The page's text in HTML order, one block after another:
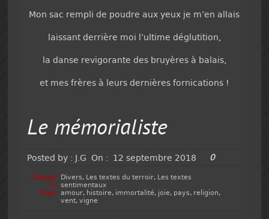
Mon sac rempli de poudre aux yeux je m’en allais
laissant derrière moi l’ultime déglutition,
la danse revigorante des bruyères à balais,
et mes frères à leurs dernières fornications !
Le mémorialiste
Posted by : J.G On : 12 septembre 2018 0
Categor
y:
Divers, Les textes du terroir, Les textes
sentimentaux
Tags: amour, histoire, immortalité, joie, pays, religion,
vent,vigne